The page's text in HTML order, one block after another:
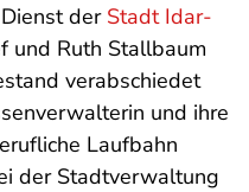
der Stadt Idar-
und Ruth Stallbaum
verabschiedet
und ihre
Laufbahn
der Stadtverwaltung